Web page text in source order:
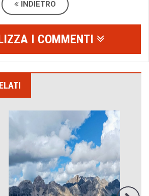
INDIETRO
I COMMENTI